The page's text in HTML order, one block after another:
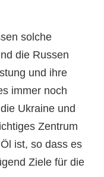
solche
die Russen
und ihre
immer noch
Ukraine und
Zentrum
ist, so dass es
Ziele für die